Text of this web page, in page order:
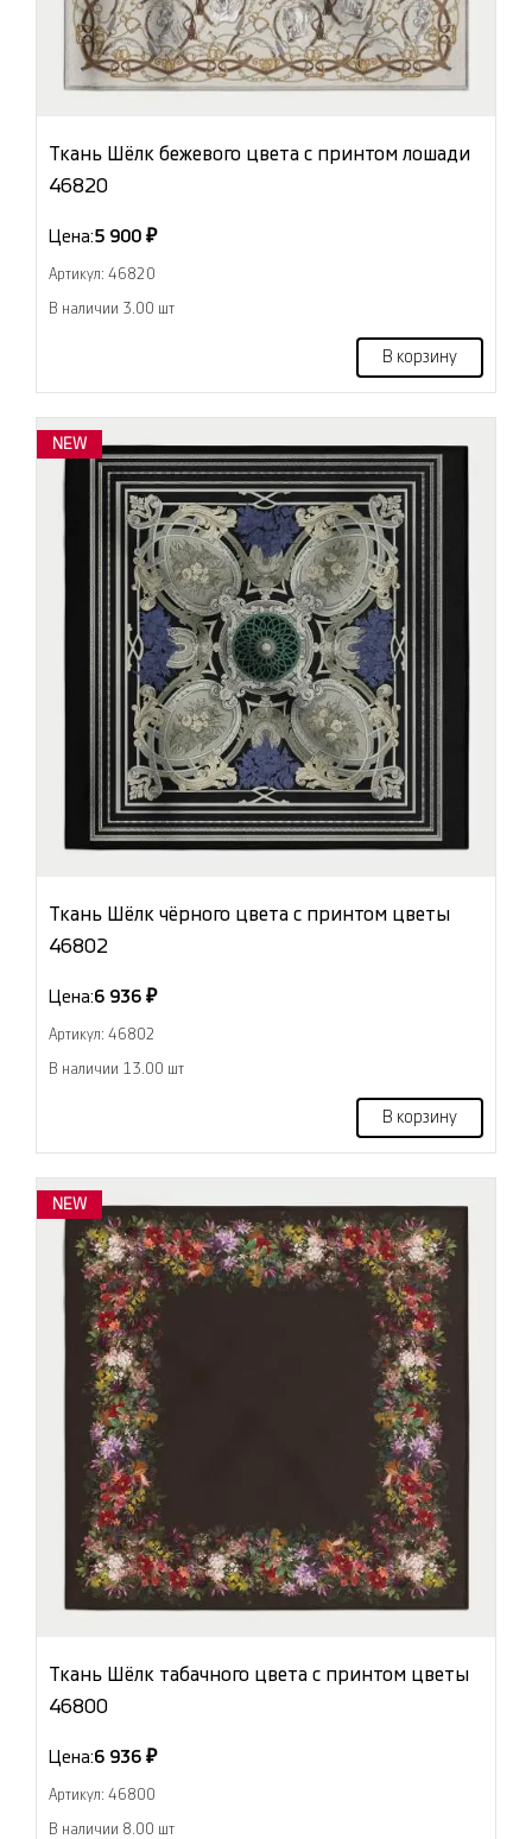
Ткань Шёлк бежевого цвета с принтом лошади
46820
Цена:5 900 ₽
Артикул: 46820
В наличии 3.00 шт
В корзину
NEW
Ткань Шёлк чёрного цвета с принтом цветы
46802
Цена:6 936 ₽
Артикул: 46802
В наличии 13.00 шт
В корзину
NEW
Ткань Шёлк табачного цвета с принтом цветы
46800
Цена:6 936 ₽
Артикул: 46800
В наличии 8.00 шт